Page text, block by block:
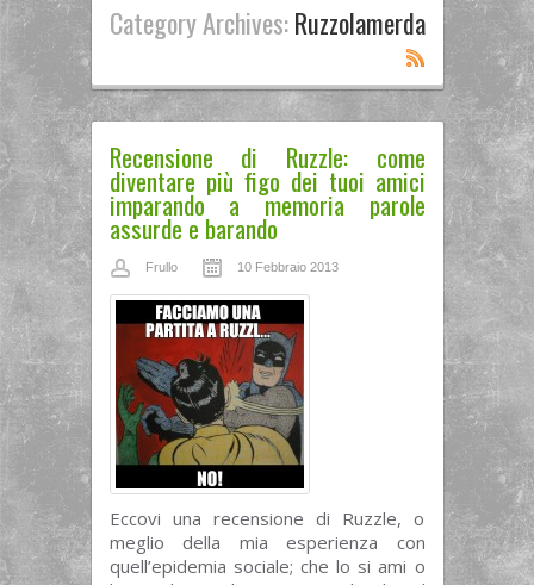
Category Archives:Ruzzolamerda
Recensione di Ruzzle: come
diventare più figo dei tuoi amici
imparando a memoria parole
assurde e barando
Frullo 10 Febbraio 2013
Eccovi una recensione di Ruzzle, o
meglio della mia esperienza con
quell’epidemia sociale; che lo si ami o